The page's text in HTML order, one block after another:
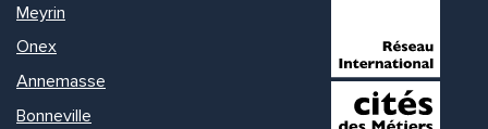
Meyrin
Onex
Annemasse
Bonneville